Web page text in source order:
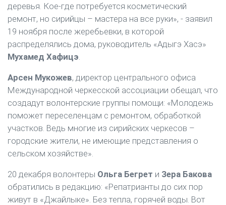
деревья. Кое-где потребуется косметический
ремонт, но сирийцы – мастера на все руки», - заявил
19 ноября после жеребьевки, в которой
распределялись дома, руководитель «Адыгэ Хасэ»
Мухамед Хафицэ.
Арсен Мукожев, директор центрального офиса
Международной черкесской ассоциации обещал, что
создадут волонтерские группы помощи: «Молодежь
поможет переселенцам с ремонтом, обработкой
участков. Ведь многие из сирийских черкесов –
городские жители, не имеющие представления о
сельском хозяйстве».
20 декабря волонтеры Ольга Бегрет и Зера Бакова
обратились в редакцию: «Репатрианты до сих пор
живут в «Джайлыке». Без тепла, горячей воды. Вот